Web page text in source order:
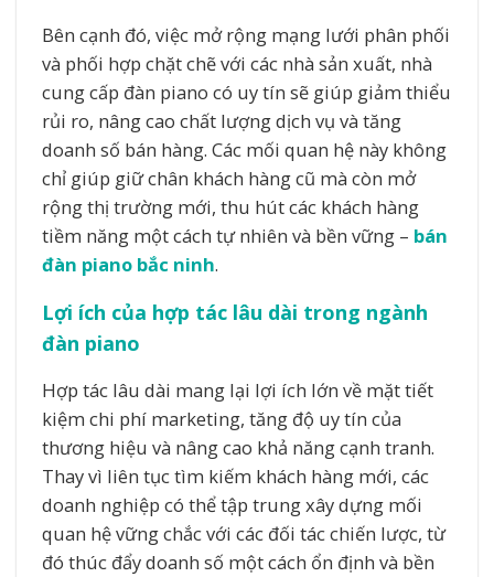
Bên cạnh đó, việc mở rộng mạng lưới phân phối
và phối hợp chặt chẽ với các nhà sản xuất, nhà
cung cấp đàn piano có uy tín sẽ giúp giảm thiểu
rủi ro, nâng cao chất lượng dịch vụ và tăng
doanh số bán hàng. Các mối quan hệ này không
chỉ giúp giữ chân khách hàng cũ mà còn mở
rộng thị trường mới, thu hút các khách hàng
tiềm năng một cách tự nhiên và bền vững – bán
đàn piano bắc ninh.
Lợi ích của hợp tác lâu dài trong ngành
đàn piano
Hợp tác lâu dài mang lại lợi ích lớn về mặt tiết
kiệm chi phí marketing, tăng độ uy tín của
thương hiệu và nâng cao khả năng cạnh tranh.
Thay vì liên tục tìm kiếm khách hàng mới, các
doanh nghiệp có thể tập trung xây dựng mối
quan hệ vững chắc với các đối tác chiến lược, từ
đó thúc đẩy doanh số một cách ổn định và bền